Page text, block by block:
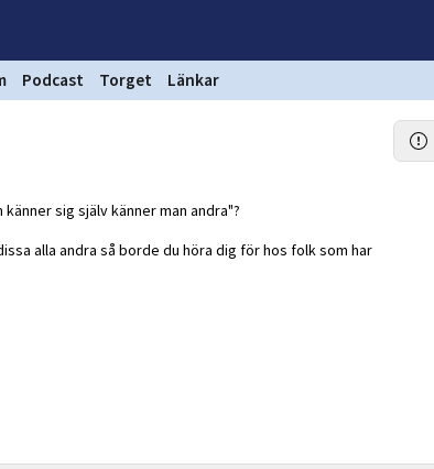
Podcast Torget Länkar
sig själv känner man andra"?
alla andra så borde du höra dig för hos folk som har